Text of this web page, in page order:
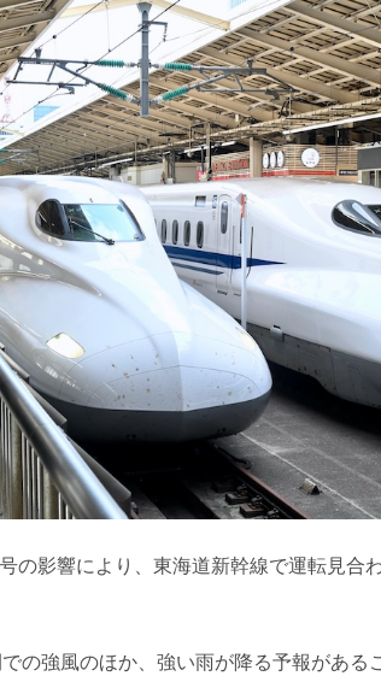
の影響により、東海道新幹線で運転見合
の強風のほか、強い雨が降る予報があ